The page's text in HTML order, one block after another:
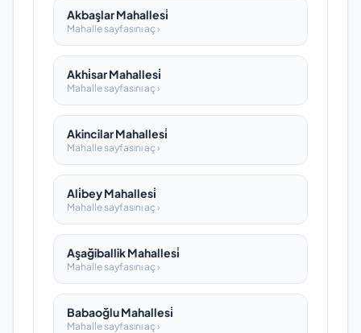
Akbaşlar Mahallesi̇
Mahalle sayfasını aç ›
Akhi̇sar Mahallesi̇
Mahalle sayfasını aç ›
Akincilar Mahallesi̇
Mahalle sayfasını aç ›
Ali̇bey Mahallesi̇
Mahalle sayfasını aç ›
Aşağiballik Mahallesi̇
Mahalle sayfasını aç ›
Babaoğlu Mahallesi̇
Mahalle sayfasını aç ›